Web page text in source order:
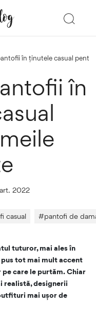
în ținutele casual
în
2022
casual #pantofi de
tuturor, mai ales în
pus tot mai mult accent
care le purtăm. Chiar
realistă, designerii
mai ușor de